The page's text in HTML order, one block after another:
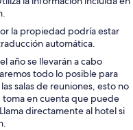
la propiedad podría estar
automática.
año se llevarán a cabo
todo lo posible para
salas de reuniones, esto no
en cuenta que puede
directamente al hotel si